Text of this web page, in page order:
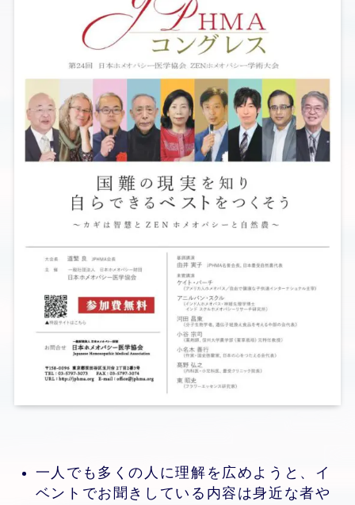
一人でも多くの人に理解を広めようと、イ
ベントでお聞きしている内容は身近な者や